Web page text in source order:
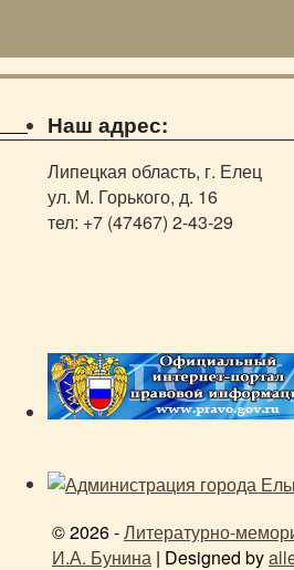
Наш адрес:
Липецкая область, г. Елец
ул. М. Горького, д. 16
тел: +7 (47467) 2-43-29
© 2026 -Литературно-
И.А. Бунина | Designed by